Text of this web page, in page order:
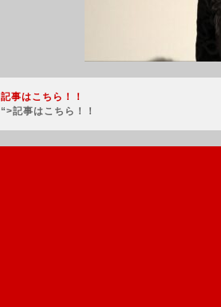
記事はこちら！！
“>記事はこちら！！